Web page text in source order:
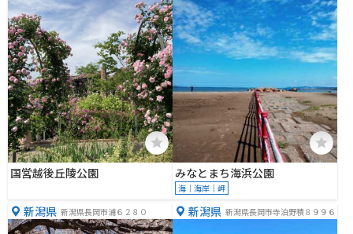
国営越後丘陵公園 みなとまち海浜公園
海｜海岸｜岬
新潟県 新潟県長岡市浦６２８０ 新潟県 新潟県長岡市寺泊野積８９９６